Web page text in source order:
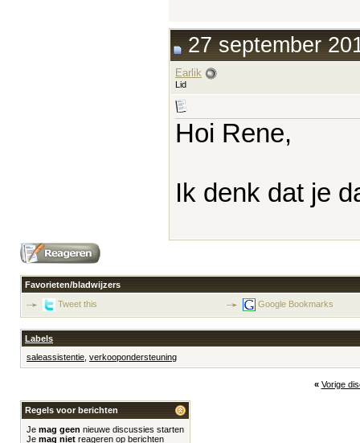
27 september
Earlik
Lid
Hoi Rene,
Ik denk dat je
Favorieten/bladwijzers
Tweet this
Google Bookmarks
Labels
saleassistentie verkoopondersteuning
« Vorige
Regels voor berichten
Je mag geen nieuwe discussies starten
Je mag niet reageren op berichten